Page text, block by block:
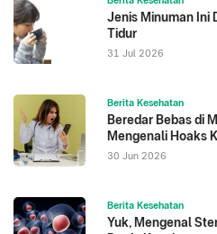
Jenis Minuman Ini
Tidur
31 Jul 2026
Berita Kesehatan
Beredar Bebas di
Mengenali Hoaks
30 Jun 2026
Berita Kesehatan
Yuk, Mengenal